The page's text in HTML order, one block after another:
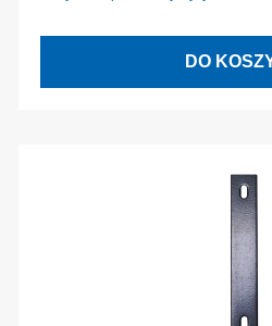
DO